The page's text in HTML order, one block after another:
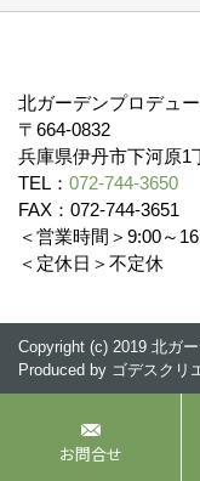
アフターサービス
北ガーデンプロデュ
〒664-0832
兵庫県伊丹市下河原
TEL： 072-744-3650
FAX：072-744-3651
＜営業時間＞9:00～
＜定休日＞不定休
Copyright (c) 2019 北ガ
Produced by ゴデスクリ
お問合せ